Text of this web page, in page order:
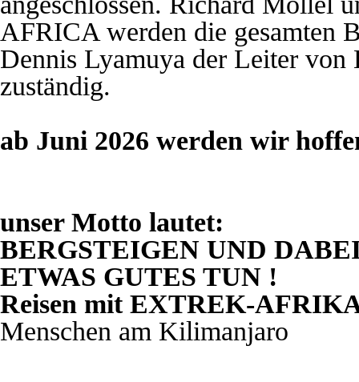
AFRICA werden die gesamten
Dennis Lyamuya der Leiter
zuständig.
ab Juni 2026 werden wir
unser Motto lautet:
BERGSTEIGEN UND
ETWAS GUTES TUN !
Reisen mit EXTREK-
Menschen am Kilimanjaro